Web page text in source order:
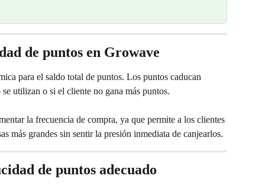
de puntos en Growave
para el saldo total de puntos. Los puntos caducan
utilizan o si el cliente no gana más puntos.
la frecuencia de compra, ya que permite a los clientes
más grandes sin sentir la presión inmediata de canjearlos.
de puntos adecuado